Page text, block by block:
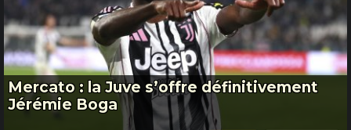
Mercato : la Juve s’offre définitivement
Jérémie Boga